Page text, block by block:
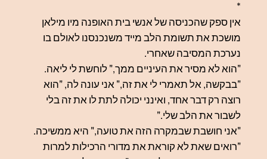
*
אין ספק שהכניסה של אנשי בית האופנה מיו מילאן
מושכת את תשומת הלב מייד משנכנסנו לאולם בו
נערכת המסיבה שאחרי.
"הוא לא מסיר את העיניים ממך," לוחשת לי ליאה.
"בבקשה, אל תאמרי לי את זה," אני עונה לה, "הוא
רוצה רק דבר אחד, ואינני יכולה לתת לו את זה בלי
לשבור את הלב שלי."
"אני חושבת שבמקרה הזה את טועה," היא ממשיכה.
"רואים שאת לא קוראת את מדורי הרכילות למרות